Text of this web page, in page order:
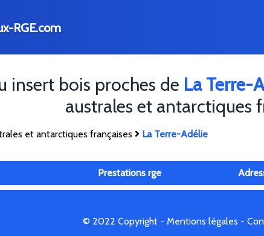
RGE.com
insert bois proches de La Terre-
australes et antarctiques
et antarctiques françaises La Terre-Adélie
Prestations rge
© 2022 Copyright - Mentions légales -